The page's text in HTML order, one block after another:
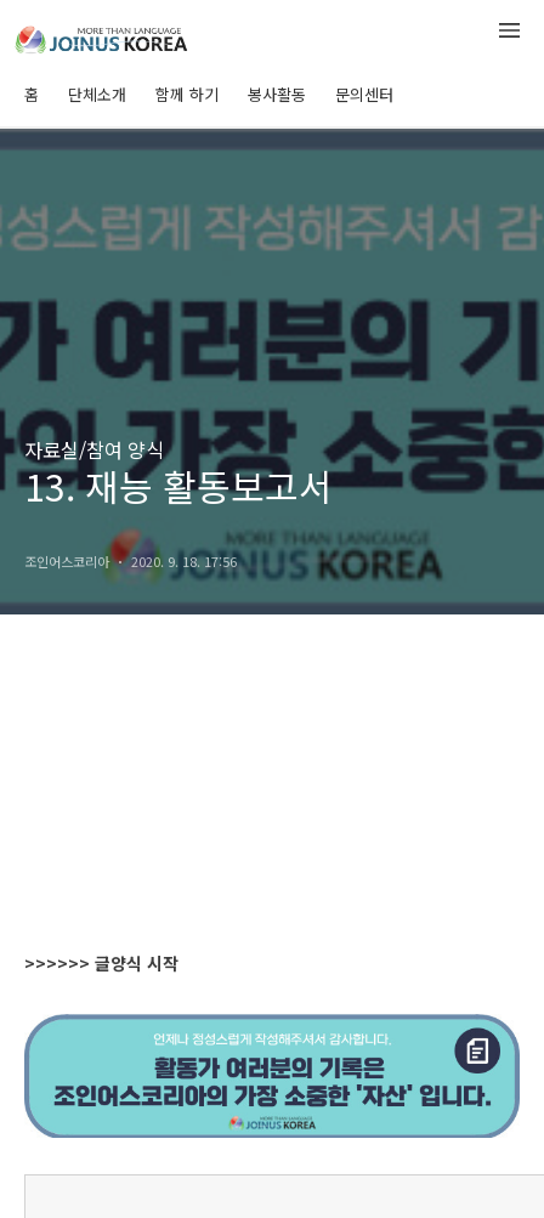
홈 단체소개 함께 하기 봉사활동 문의센터
자료실/참여 양식
13. 재능 활동보고서
조인어스코리아 2020. 9. 18. 17:56
>>>>>> 글양식 시작